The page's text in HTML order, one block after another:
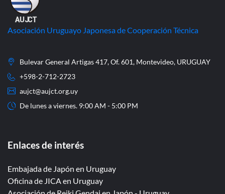
Asociación Uruguayo Japonesa de Cooperación Técnica
Bulevar General Artigas 417, Of. 601, Montevideo, URUGUAY
+598-2-712-2723
aujct@aujct.org.uy
De lunes a viernes. 9:00 AM - 5:00 PM
Enlaces de interés
Embajada de Japón en Uruguay
Oficina de JICA en Uruguay